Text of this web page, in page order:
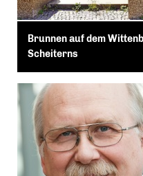
Brunnen auf dem
Scheiterns